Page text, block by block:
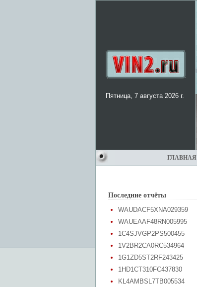
Пятница, 7 августа 2026 г.
ГЛАВНАЯ
Последние отчёты
WAUDACF5XNA029359
WAUEAAF48RN005995
1C4SJVGP2PS500455
1V2BR2CA0RC534964
1G1ZD5ST2RF243425
1HD1CT310FC437830
KL4AMBSL7TB005534